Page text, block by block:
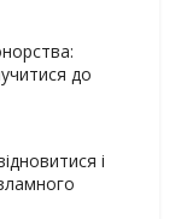
до
і